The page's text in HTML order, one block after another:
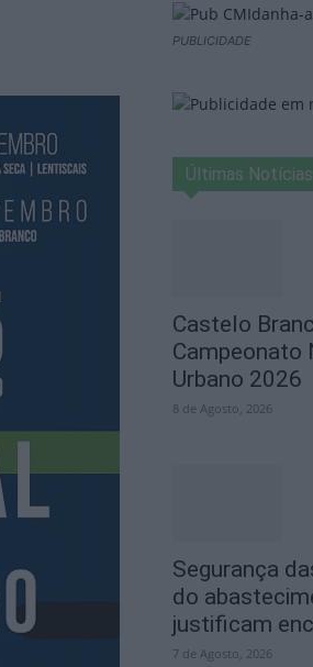
PUBLICIDADE
Últimas Notícias
Castelo
Campeonato
Urbano 2026
8 de Agosto, 2026
Segurança
do
justificam
7 de Agosto, 2026